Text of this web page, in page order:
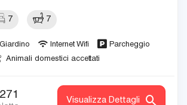
7 7
Giardino Internet Wifi
Parcheggio
Animali domestici accettati
Visualizza Dettagli